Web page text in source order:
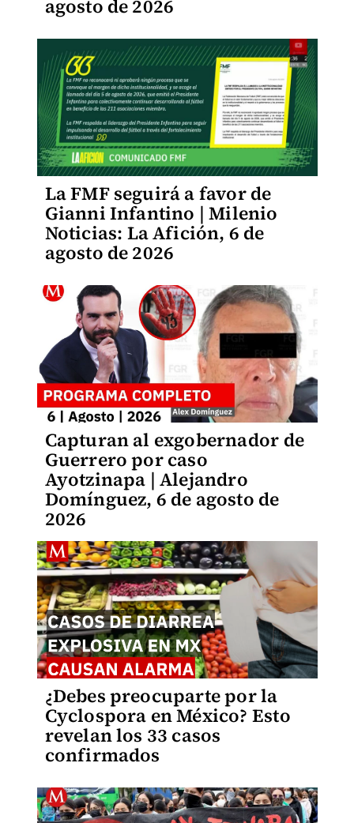
agosto de 2026
La FMF seguirá a favor de
Gianni Infantino | Milenio
Noticias: La Afición, 6 de
agosto de 2026
Capturan al exgobernador de
Guerrero por caso
Ayotzinapa | Alejandro
Domínguez, 6 de agosto de
2026
¿Debes preocuparte por la
Cyclospora en México? Esto
revelan los 33 casos
confirmados